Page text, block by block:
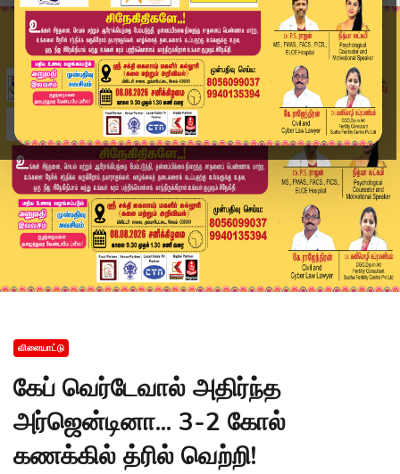
விளையாட்டு
கேப் வெர்டேவால் அதிர்ந்த
அர்ஜென்டினா... 3-2 கோல்
கணக்கில் த்ரில் வெற்றி!